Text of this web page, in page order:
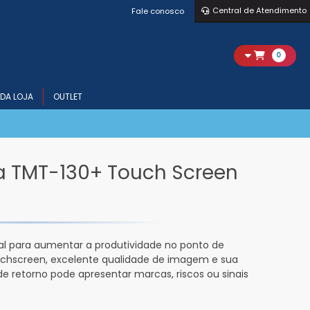
Fale conosco Central de Atendimento
0
LOJA OUTLET
130+ Touch Screen
para aumentar a produtividade no ponto de
excelente qualidade de imagem e sua
retorno pode apresentar marcas, riscos ou sinais